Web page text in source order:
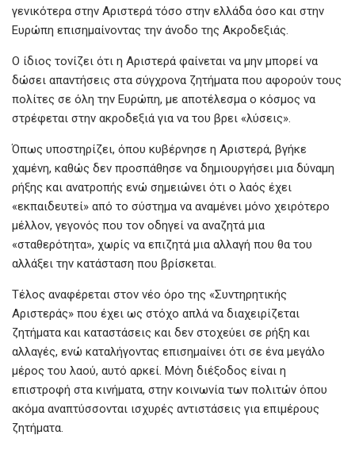
γενικότερα στην Αριστερά τόσο στην ελλάδα όσο και στην
Ευρώπη επισημαίνοντας την άνοδο της Ακροδεξιάς.
Ο ίδιος τονίζει ότι η Αριστερά φαίνεται να μην μπορεί να
δώσει απαντήσεις στα σύγχρονα ζητήματα που αφορούν τους
πολίτες σε όλη την Ευρώπη, με αποτέλεσμα ο κόσμος να
στρέφεται στην ακροδεξιά για να του βρει «λύσεις».
Όπως υποστηρίζει, όπου κυβέρνησε η Αριστερά, βγήκε
χαμένη, καθώς δεν προσπάθησε να δημιουργήσει μια δύναμη
ρήξης και ανατροπής ενώ σημειώνει ότι ο λαός έχει
«εκπαιδευτεί» από το σύστημα να αναμένει μόνο χειρότερο
μέλλον, γεγονός που τον οδηγεί να αναζητά μια
«σταθερότητα», χωρίς να επιζητά μια αλλαγή που θα του
αλλάξει την κατάσταση που βρίσκεται.
Τέλος αναφέρεται στον νέο όρο της «Συντηρητικής
Αριστεράς» που έχει ως στόχο απλά να διαχειρίζεται
ζητήματα και καταστάσεις και δεν στοχεύει σε ρήξη και
αλλαγές, ενώ καταλήγοντας επισημαίνει ότι σε ένα μεγάλο
μέρος του λαού, αυτό αρκεί. Μόνη διέξοδος είναι η
επιστροφή στα κινήματα, στην κοινωνία των πολιτών όπου
ακόμα αναπτύσσονται ισχυρές αντιστάσεις για επιμέρους
ζητήματα.